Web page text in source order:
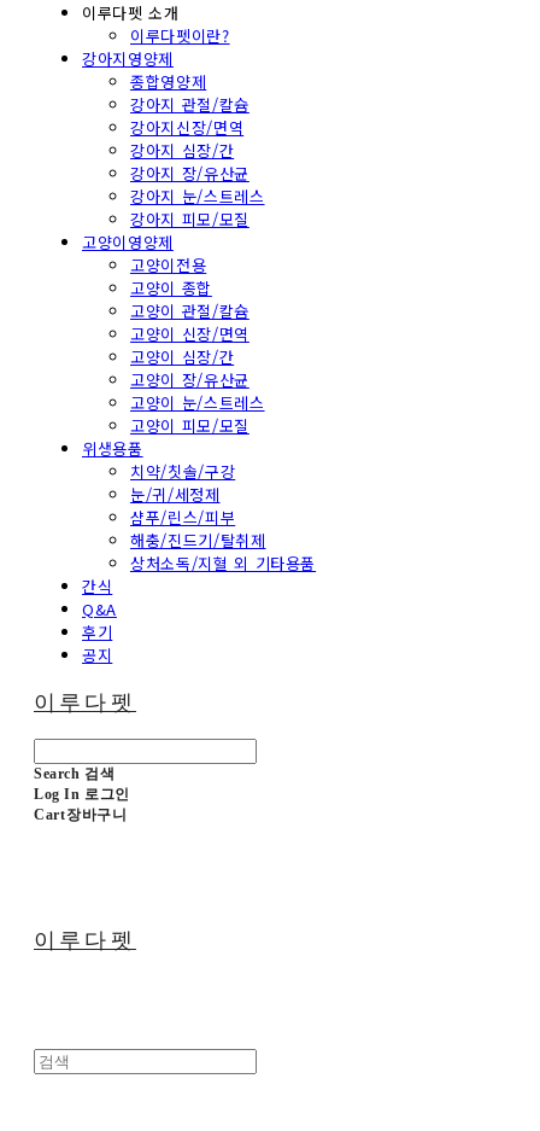
이루다펫 소개
이루다펫이란?
강아지영양제
종합영양제
강아지 관절/칼슘
강아지신장/면역
강아지 심장/간
강아지 장/유산균
강아지 눈/스트레스
강아지 피모/모질
고양이영양제
고양이전용
고양이 종합
고양이 관절/칼슘
고양이 신장/면역
고양이 심장/간
고양이 장/유산균
고양이 눈/스트레스
고양이 피모/모질
위생용품
치약/칫솔/구강
눈/귀/세정제
샴푸/린스/피부
해충/진드기/탈취제
상처소독/지혈 외 기타용품
간식
Q&A
후기
공지
이루다펫
Search 검색
Log In 로그인
Cart장바구니
이루다펫